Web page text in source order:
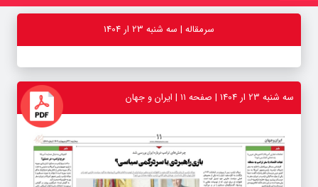
سرمقاله | سه شنبه 23 ار 1404
سه شنبه 23 ار 1404 | صفحه ۱۱ | ایران و جهان